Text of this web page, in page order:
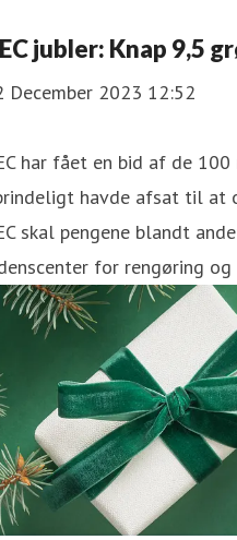
jubler: Knap 9,5
December 2023 12:52
har fået en bid af de
havde afsat til at
skal pengene blandt
for rengøring og